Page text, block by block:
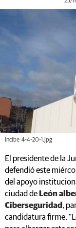
incibe-4-4-20-1.jpg
El presidente de la
defendió este
del apoyo
ciudad de León
Ciberseguridad ,
candidatura firme.